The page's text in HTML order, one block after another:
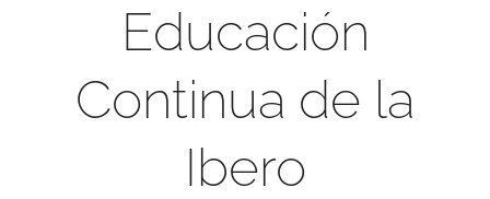
Educación
Continua de la
Ibero